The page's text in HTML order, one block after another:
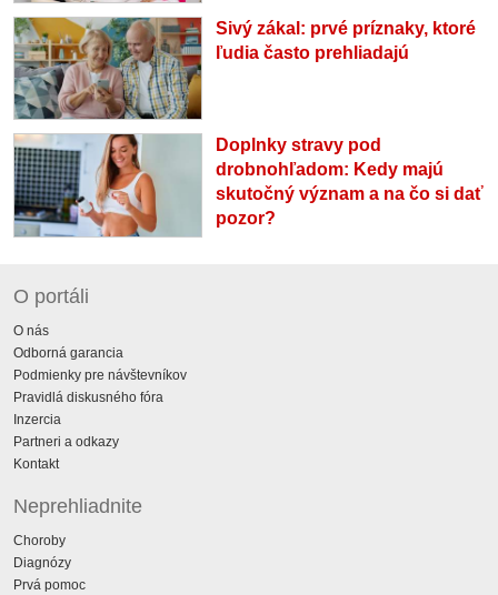
Sivý zákal: prvé príznaky, ktoré
ľudia často prehliadajú
Doplnky stravy pod
drobnohľadom: Kedy majú
skutočný význam a na čo si dať
pozor?
O portáli
O nás
Odborná garancia
Podmienky pre návštevníkov
Pravidlá diskusného fóra
Inzercia
Partneri a odkazy
Kontakt
Neprehliadnite
Choroby
Diagnózy
Prvá pomoc